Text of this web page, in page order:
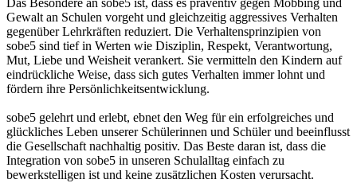
Das Besondere an sobe5 ist, dass es präventiv gegen Mobbing und
Gewalt an Schulen vorgeht und gleichzeitig aggressives Verhalten
gegenüber Lehrkräften reduziert. Die Verhaltensprinzipien von
sobe5 sind tief in Werten wie Disziplin, Respekt, Verantwortung,
Mut, Liebe und Weisheit verankert. Sie vermitteln den Kindern auf
eindrückliche Weise, dass sich gutes Verhalten immer lohnt und
fördern ihre Persönlichkeitsentwicklung.
sobe5 gelehrt und erlebt, ebnet den Weg für ein erfolgreiches und
glückliches Leben unserer Schülerinnen und Schüler und beeinflusst
die Gesellschaft nachhaltig positiv. Das Beste daran ist, dass die
Integration von sobe5 in unseren Schulalltag einfach zu
bewerkstelligen ist und keine zusätzlichen Kosten verursacht.